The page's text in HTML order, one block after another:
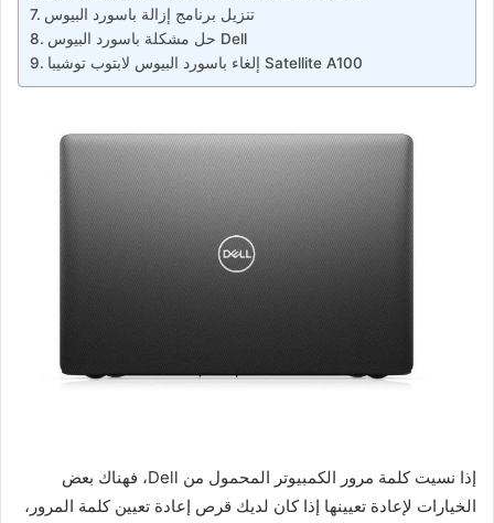
تنزيل برنامج إزالة باسورد البيوس
حل مشكلة باسورد البيوس Dell
إلغاء باسورد البيوس لابتوب توشيبا Satellite A100
إذا نسيت كلمة مرور الكمبيوتر المحمول من Dell، فهناك بعض
الخيارات لإعادة تعيينها إذا كان لديك قرص إعادة تعيين كلمة المرور،